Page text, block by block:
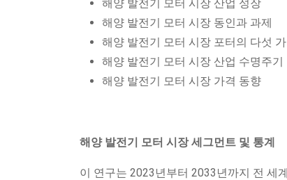
해양 발전기 모터 시장 산업 성장
해양 발전기 모터 시장 동인과 과제
해양 발전기 모터 시장 포터의 다섯
해양 발전기 모터 시장 산업 수명주기
해양 발전기 모터 시장 가격 동향
해양 발전기 모터 시장 세그먼트 및 통계
이 연구는 2023년부터 2033년까지 전 세